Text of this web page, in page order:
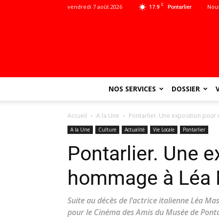
17.9 C Pontarlier
vendredi 7 août 2026
NOS SERVICES DOSSIER
Accueil A la Une Pontarlier. Une exposition pour
A la Une Culture Actualité Vie Locale Pontarlier
Pontarlier. Une
hommage à Léa
Suite au décès de l’actrice italienne Léa
pour le Cinéma des Amis du Musée de